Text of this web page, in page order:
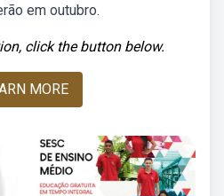
em outubro.
click the button below.
MORE